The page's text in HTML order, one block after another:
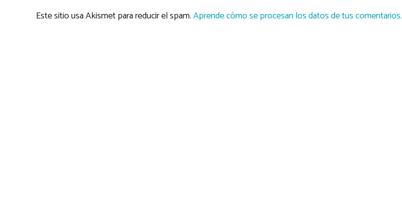
Este sitio usa Akismet para reducir el spam.Aprende cómo se procesan los datos de tus comentarios.